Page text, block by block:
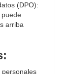
(DPO):
puede
arriba
personales